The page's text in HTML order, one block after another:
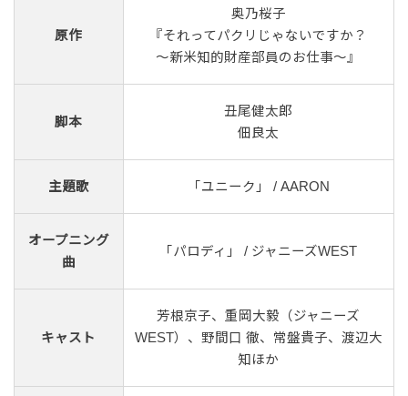
原作
奥乃桜子
『それってパクリじゃないですか？
～新米知的財産部員のお仕事～』
脚本
丑尾健太郎
佃良太
主題歌 「ユニーク」 / AARON
オープニング
曲
「パロディ」 / ジャニーズWEST
キャスト
芳根京子、重岡大毅（ジャニーズ
WEST）、野間 口 徹、常盤貴子、渡辺大
知ほか